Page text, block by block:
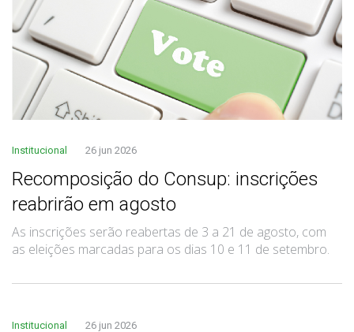
Institucional 26 jun 2026
Recomposição do Consup: inscrições
reabrirão em agosto
As inscrições serão reabertas de 3 a 21 de agosto, com
as eleições marcadas para os dias 10 e 11 de setembro.
Institucional 26 jun 2026